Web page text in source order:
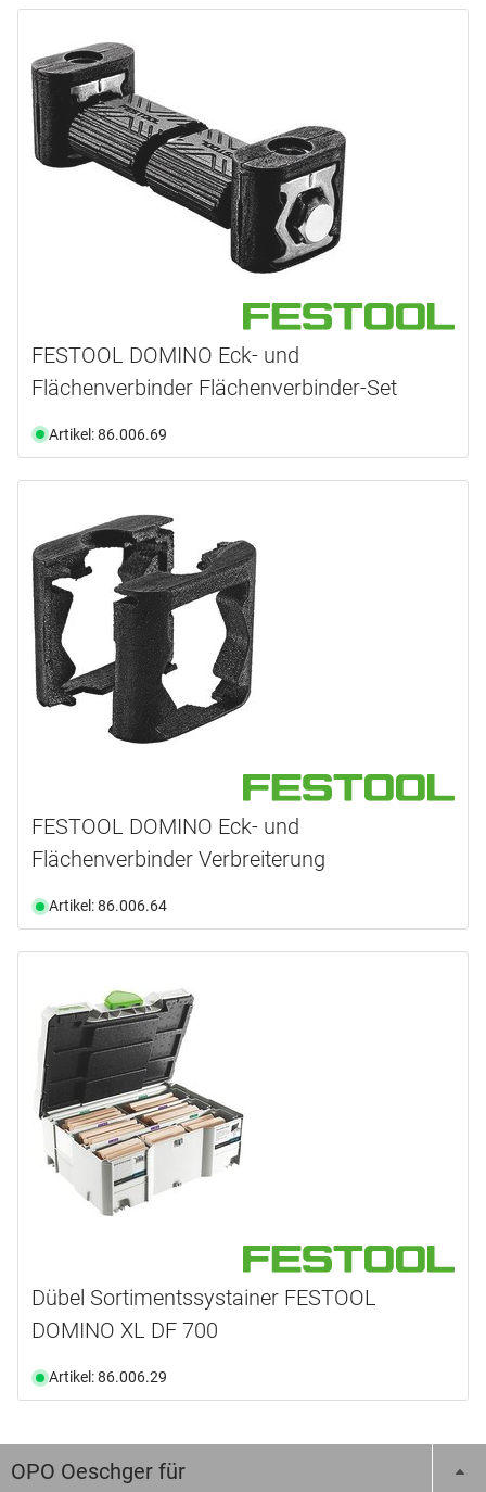
FESTOOL DOMINO Eck- und
Flächenverbinder Flächenverbinder-Set
Artikel: 86.006.69
FESTOOL DOMINO Eck- und
Flächenverbinder Verbreiterung
Artikel: 86.006.64
Dübel Sortimentssystainer FESTOOL
DOMINO XL DF 700
Artikel: 86.006.29
OPO Oeschger für